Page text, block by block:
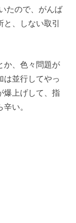
たので、がんば
と、しない取引
か、色々問題が
は並行してやっ
爆上げして、指
い。